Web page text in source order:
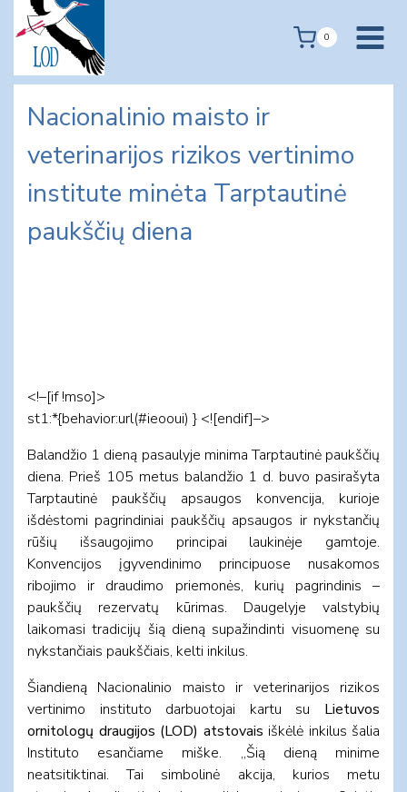
content
0
Nacionalinio maisto ir
veterinarijos rizikos vertinimo
institute minėta Tarptautinė
paukščių diena
<!–[if !mso]>
st1:*{behavior:url(#ieooui) } <![endif]–>
Balandžio 1 dieną pasaulyje minima Tarptautinė paukščių
diena. Prieš 105 metus balandžio 1 d. buvo pasirašyta
Tarptautinė paukščių apsaugos konvencija, kurioje
išdėstomi pagrindiniai paukščių apsaugos ir nykstančių
rūšių išsaugojimo principai laukinėje gamtoje.
Konvencijos įgyvendinimo principuose nusakomos
ribojimo ir draudimo priemonės, kurių pagrindinis –
paukščių rezervatų kūrimas. Daugelyje valstybių
laikomasi tradicijų šią dieną supažindinti visuomenę su
nykstančiais paukščiais, kelti inkilus.
Šiandieną Nacionalinio maisto ir veterinarijos rizikos
vertinimo instituto darbuotojai kartu su Lietuvos
ornitologų draugijos (LOD) atstovais iškėlė inkilus šalia
Instituto esančiame miške. „Šią dieną minime
neatsitiktinai. Tai simbolinė akcija, kurios metu